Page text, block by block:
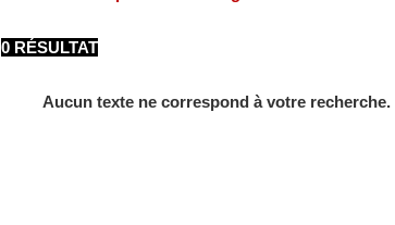
0 RÉSULTAT
Aucun texte ne correspond à votre recherche.